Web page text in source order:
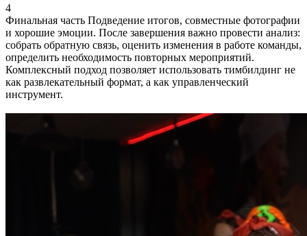
4
Финальная часть Подведение итогов, совместные фотографии
и хорошие эмоции. После завершения важно провести анализ:
собрать обратную связь, оценить изменения в работе команды,
определить необходимость повторных мероприятий.
Комплексный подход позволяет использовать тимбилдинг не
как развлекательный формат, а как управленческий
инструмент.